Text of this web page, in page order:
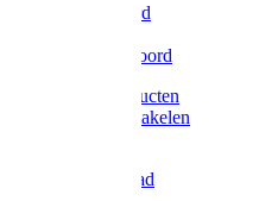
Metselkoord
Elastisch koord
Afdekproducten
Heffen en takelen
Waslijndraad